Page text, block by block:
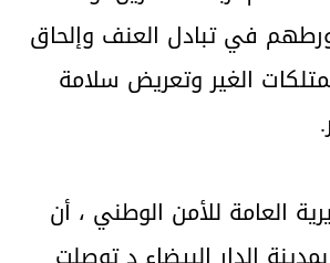
في تبادل العنف وإلحاق
الغير وتعريض سلامة
العامة للأمن الوطني ، أن